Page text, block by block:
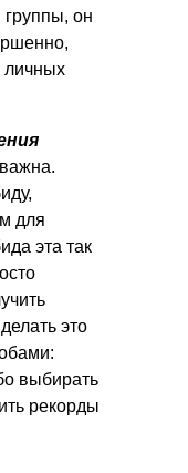
группы, он
личных
для
эта так
это
выбирать
рекорды